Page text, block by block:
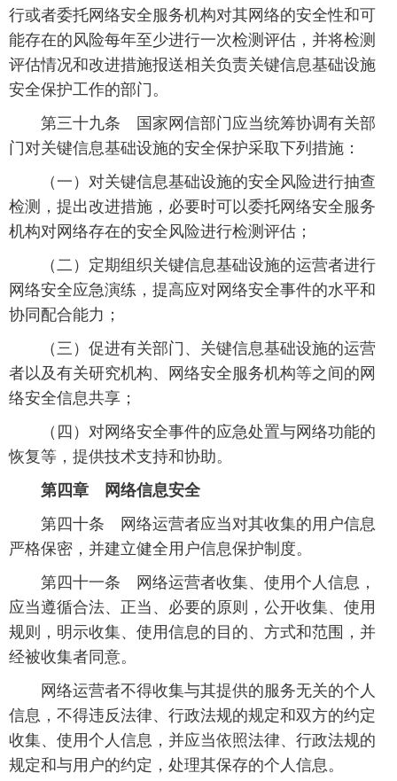
行或者委托网络安全服务机构对其网络的安全性和可
能存在的风险每年至少进行一次检测评估，并将检测
评估情况和改进措施报送相关负责关键信息基础设施
安全保护工作的部门。
第三十九条 国家网信部门应当统筹协调有关部
门对关键信息基础设施的安全保护采取下列措施：
（一）对关键信息基础设施的安全风险进行抽查
检测，提出改进措施，必要时可以委托网络安全服务
机构对网络存在的安全风险进行检测评估；
（二）定期组织关键信息基础设施的运营者进行
网络安全应急演练，提高应对网络安全事件的水平和
协同配合能力；
（三）促进有关部门、关键信息基础设施的运营
者以及有关研究机构、网络安全服务机构等之间的网
络安全信息共享；
（四）对网络安全事件的应急处置与网络功能的
恢复等，提供技术支持和协助。
第四章 网络信息安全
第四十条 网络运营者应当对其收集的用户信息
严格保密，并建立健全用户信息保护制度。
第四十一条 网络运营者收集、使用个人信息，
应当遵循合法、正当、必要的原则，公开收集、使用
规则，明示收集、使用信息的目的、方式和范围，并
经被收集者同意。
网络运营者不得收集与其提供的服务无关的个人
信息，不得违反法律、行政法规的规定和双方的约定
收集、使用个人信息，并应当依照法律、行政法规的
规定和与用户的约定，处理其保存的个人信息。